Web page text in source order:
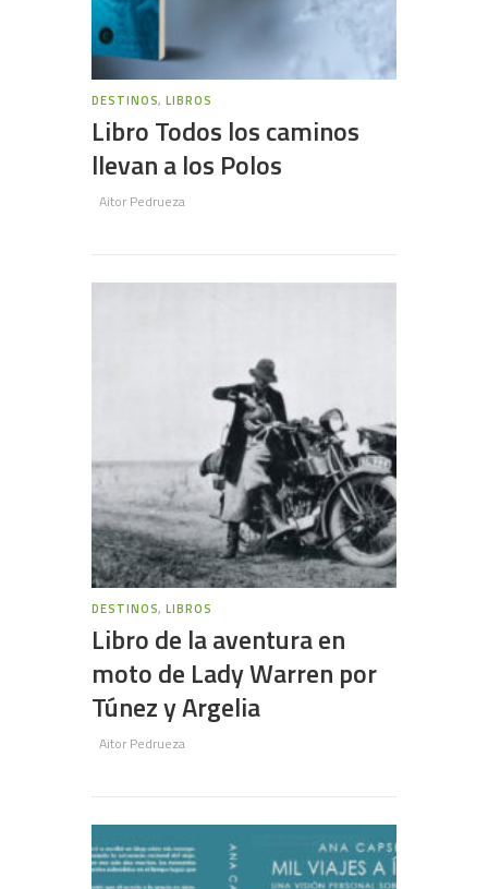
DESTINOS,LIBROS
Libro Todos los caminos
llevan a los Polos
Aitor Pedrueza
DESTINOS,LIBROS
Libro de la aventura en
moto de Lady Warren por
Túnez y Argelia
Aitor Pedrueza